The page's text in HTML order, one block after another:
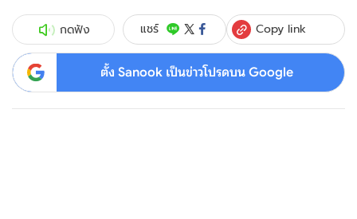
กดฟัง แชร์ Copy link
ตั้ง Sanook เป็นข่าวโปรดบน Google